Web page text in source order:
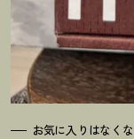
お気に入りはなく